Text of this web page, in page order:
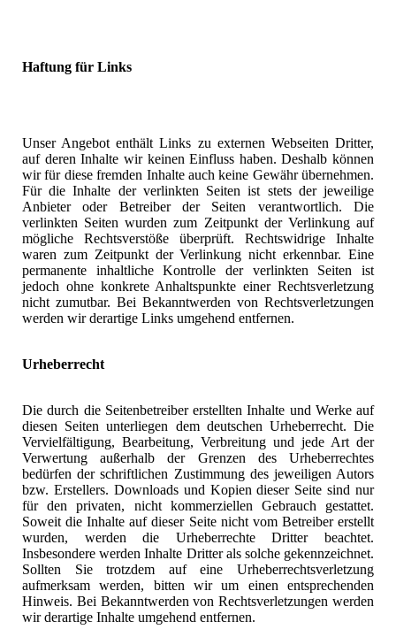
Haftung für Links
Unser Angebot enthält Links zu externen Webseiten Dritter,
auf deren Inhalte wir keinen Einfluss haben. Deshalb können
wir für diese fremden Inhalte auch keine Gewähr übernehmen.
Für die Inhalte der verlinkten Seiten ist stets der jeweilige
Anbieter oder Betreiber der Seiten verantwortlich. Die
verlinkten Seiten wurden zum Zeitpunkt der Verlinkung auf
mögliche Rechtsverstöße überprüft. Rechtswidrige Inhalte
waren zum Zeitpunkt der Verlinkung nicht erkennbar. Eine
permanente inhaltliche Kontrolle der verlinkten Seiten ist
jedoch ohne konkrete Anhaltspunkte einer Rechtsverletzung
nicht zumutbar. Bei Bekanntwerden von Rechtsverletzungen
werden wir derartige Links umgehend entfernen.
Urheberrecht
Die durch die Seitenbetreiber erstellten Inhalte und Werke auf
diesen Seiten unterliegen dem deutschen Urheberrecht. Die
Vervielfältigung, Bearbeitung, Verbreitung und jede Art der
Verwertung außerhalb der Grenzen des Urheberrechtes
bedürfen der schriftlichen Zustimmung des jeweiligen Autors
bzw. Erstellers. Downloads und Kopien dieser Seite sind nur
für den privaten, nicht kommerziellen Gebrauch gestattet.
Soweit die Inhalte auf dieser Seite nicht vom Betreiber erstellt
wurden, werden die Urheberrechte Dritter beachtet.
Insbesondere werden Inhalte Dritter als solche gekennzeichnet.
Sollten Sie trotzdem auf eine Urheberrechtsverletzung
aufmerksam werden, bitten wir um einen entsprechenden
Hinweis. Bei Bekanntwerden von Rechtsverletzungen werden
wir derartige Inhalte umgehend entfernen.